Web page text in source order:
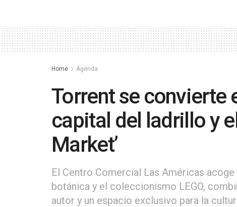
Home Agenda
Torrent se convierte
capital del ladrillo y
Market’
El Centro Comercial Las Américas
botánica y el coleccionismo LEGO,
autor y un espacio exclusivo para la